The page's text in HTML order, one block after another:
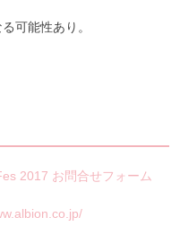
可能性あり。
2017 お問合せフォーム